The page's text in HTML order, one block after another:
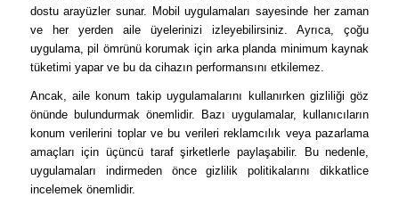
dostu arayüzler sunar. Mobil uygulamaları sayesinde her zaman
ve her yerden aile üyelerinizi izleyebilirsiniz. Ayrıca, çoğu
uygulama, pil ömrünü korumak için arka planda minimum kaynak
tüketimi yapar ve bu da cihazın performansını etkilemez.
Ancak, aile konum takip uygulamalarını kullanırken gizliliği göz
önünde bulundurmak önemlidir. Bazı uygulamalar, kullanıcıların
konum verilerini toplar ve bu verileri reklamcılık veya pazarlama
amaçları için üçüncü taraf şirketlerle paylaşabilir. Bu nedenle,
uygulamaları indirmeden önce gizlilik politikalarını dikkatlice
incelemek önemlidir.